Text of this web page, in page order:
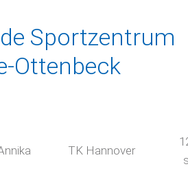
Sportzentrum
Ottenbeck
TK Hannover